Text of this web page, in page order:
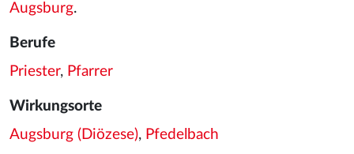
Augsburg.
Berufe
Priester, Pfarrer
Wirkungsorte
Augsburg (Diözese), Pfedelbach